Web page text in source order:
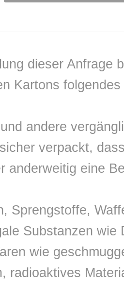
dieser Anfrage
Kartons
andere
verpackt,
anderweitig eine
Sprengstoffe,
Substanzen
wie
radioaktives